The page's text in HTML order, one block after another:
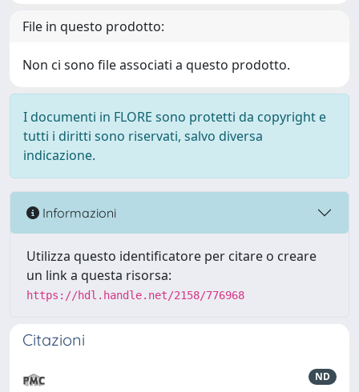
File in questo prodotto:
Non ci sono file associati a questo prodotto.
I documenti in FLORE sono protetti da copyright e
tutti i diritti sono riservati, salvo diversa
indicazione.
Informazioni
Utilizza questo identificatore per citare o creare
un link a questa risorsa:
https://hdl.handle.net/2158/776968
Citazioni
ND